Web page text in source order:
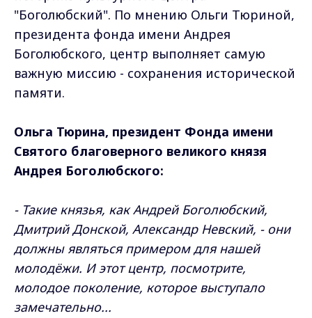
"Боголюбский". По мнению Ольги Тюриной,
президента фонда имени Андрея
Боголюбского, центр выполняет самую
важную миссию - сохранения исторической
памяти.
Ольга Тюрина, президент Фонда имени
Святого благоверного великого князя
Андрея Боголюбского:
- Такие князья, как Андрей Боголюбский,
Дмитрий Донской, Александр Невский, - они
должны являться примером для нашей
молодёжи. И этот центр, посмотрите,
молодое поколение, которое выступало
замечательно...